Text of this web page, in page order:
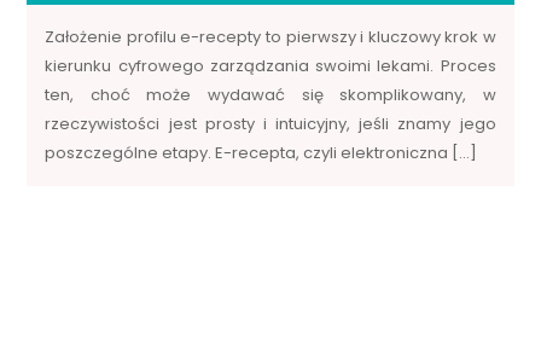
Założenie profilu e-recepty to pierwszy i kluczowy krok w
kierunku cyfrowego zarządzania swoimi lekami. Proces
ten, choć może wydawać się skomplikowany, w
rzeczywistości jest prosty i intuicyjny, jeśli znamy jego
poszczególne etapy. E-recepta, czyli elektroniczna […]